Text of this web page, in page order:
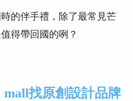
的伴手禮，除了最常見芒
得帶回國的咧？
mall找原創設計品牌